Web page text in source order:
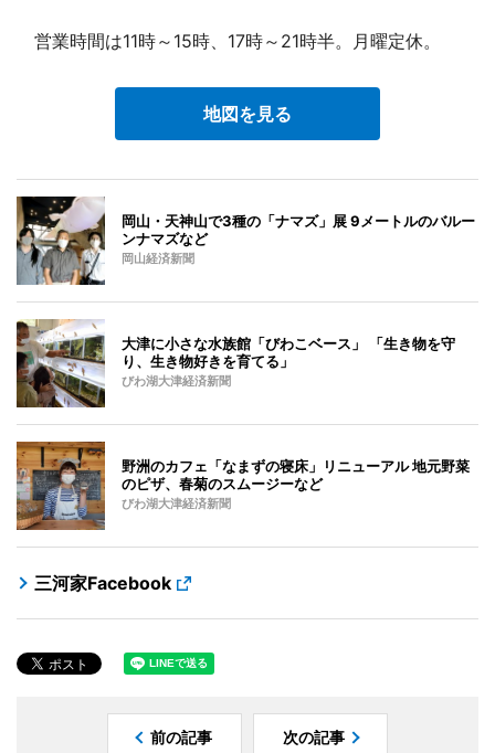
営業時間は11時～15時、17時～21時半。月曜定休。
地図を見る
岡山・天神山で3種の「ナマズ」展 9メートルのバルー
ンナマズなど
岡山経済新聞
大津に小さな水族館「びわこベース」 「生き物を守
り、生き物好きを育てる」
びわ湖大津経済新聞
野洲のカフェ「なまずの寝床」リニューアル 地元野菜
のピザ、春菊のスムージーなど
びわ湖大津経済新聞
三河家Facebook
前の記事 次の記事